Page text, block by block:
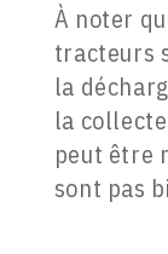
À noter
tracteurs
la
la
peut être
sont pas